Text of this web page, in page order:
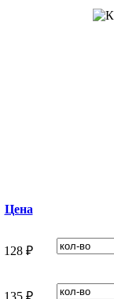
Цена
128 ₽
135 ₽